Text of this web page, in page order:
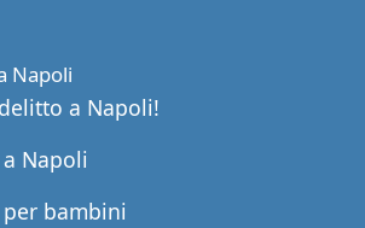
Napoli
a Napoli!
Napoli
bambini